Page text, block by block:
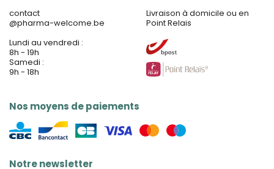
contact
@pharma-welcome.be
Lundi au vendredi :
8h - 19h
Samedi :
9h - 18h
Nos moyens de paiements
Livraison à domicile ou en
Point Relais
Notre newsletter